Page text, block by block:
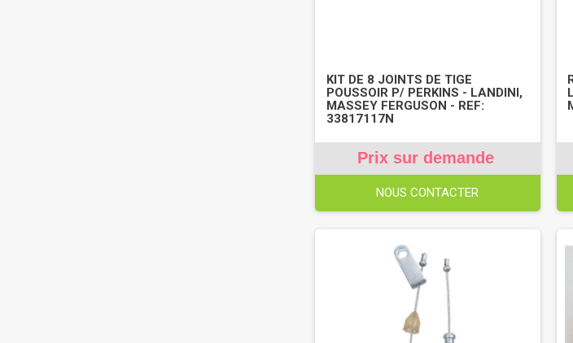
KIT DE 8 JOINTS DE TIGE
POUSSOIR P/ PERKINS - LANDINI,
MASSEY FERGUSON - REF:
33817117N
Prix sur demande
NOUS CONTACTER